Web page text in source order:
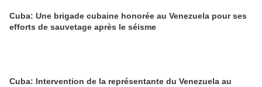
Cuba: Une brigade cubaine honorée au Venezuela pour ses
efforts de sauvetage après le séisme
Cuba: Intervention de la représentante du Venezuela au